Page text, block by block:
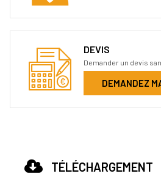
DEVIS
Demander un devis
DEMANDEZ
TÉLÉCHARGEMENT